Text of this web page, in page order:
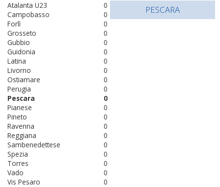
0
Atalanta U23
0
Campobasso
0
Forlì
0
Grosseto
0
Gubbio
0
Guidonia
0
Latina
0
Livorno
0
Ostiamare
0
Perugia
0
Pescara
0
Pianese
0
Pineto
0
Ravenna
0
Reggiana
0
Sambenedettese
0
Spezia
0
Torres
0
Vado
0
Vis Pesaro
PESCARA